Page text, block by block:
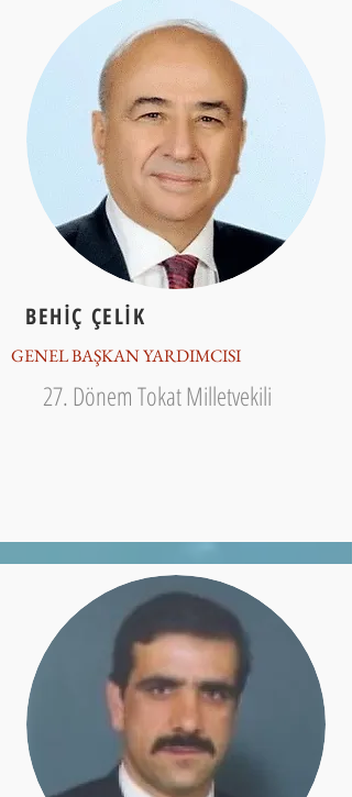
BEHİÇ ÇELİK
GENEL BAŞKAN YARDIMCISI
27. Dönem Tokat Milletvekili